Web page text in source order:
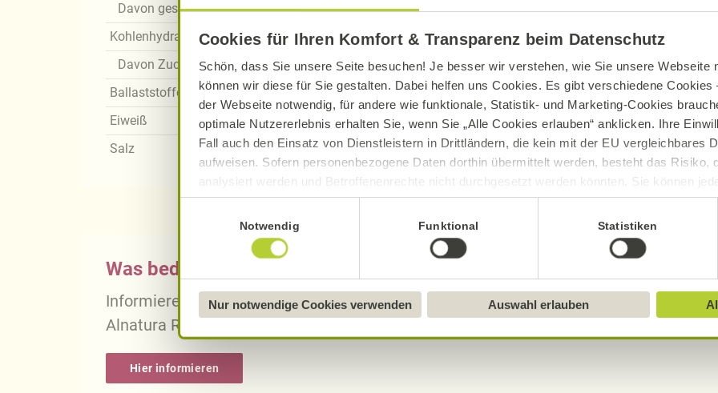
Cookies für Ihren Komfort & Transparenz beim Datenschutz
Schön, dass Sie unsere Seite besuchen! Je besser wir verstehen, wie Sie unsere Webseite
können wir diese für Sie gestalten. Dabei helfen uns Cookies. Es gibt verschiedene Cookies
der Webseite notwendig, für andere wie funktionale, Statistik- und Marketing-Cookies
optimale Nutzererlebnis erhalten Sie, wenn Sie „Alle Cookies erlauben“ anklicken. Ihre
Fall auch den Einsatz von Dienstleistern in Drittländern, die kein mit der EU vergleichbares
aufweisen. Sofern personenbezogene Daten dorthin übermittelt werden, besteht das Risiko,
analysiert werden und Betroffenenrechte nicht durchgesetzt werden könnten. Sie können
Datenverarbeitung und -übermittlung widerrufen und Tools deaktivieren. Ausführliche
Datenschutzerklärung
Näheres über uns erfahren Sie in unseremImpressum
Notwendig Funktional Statistiken
Nur notwendige Cookies verwenden Auswahl erlauben
Davon gesättigte Fettsäuren
Kohlenhydrate
Davon Zucker
Ballaststoffe
Eiweiß
Salz
0,97g
9,33g
6,45g
7,84g
18,58g
0,56g
Was bedeutet vegan, vegetarisch, gluten- und laktosefrei bei Alnatura
Informieren Sie sich über die genaue Erklärung der Kennzeichnung von veganen,
Alnatura Rezepten.
Hier informieren